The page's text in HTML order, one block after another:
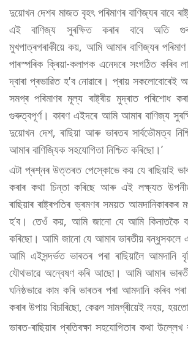
দুয়োখন দেশৰ মাজত বৃহৎ পৰিমাণৰ বাণিজ্যৰ বাবে
এই বাণিজ্য সুৰক্ষিত কৰাৰ বাবে অতি
মুখপাত্ৰগৰাকীয়ে কয়, আমি আমাৰ বাণিজ্যৰ
পাৰস্পৰিক ক্ৰিয়া-কলাপক এনেদৰে সংগঠিত কৰিব
দ্বাৰা প্ৰভাৱিত হ'ব নোৱাৰে। প্ৰায় সকলোবোৰেই
সমগ্ৰ পৰিমাণৰ মূল্য ৰাষ্ট্ৰীয় মুদ্ৰাত পৰিশোধ
গুৰুত্বপূৰ্ণ। কাৰণ এইদৰে আমি আমাৰ বাণিজ্য
দুয়োখন দেশ, ৰাছিয়া আৰু ভাৰতৰ সাৰ্বভৌমত্ব
আমাৰ বাণিজ্যিক সহযোগিতা নিশ্চিত কৰিছো।’
এটা প্ৰশ্নৰ উত্তৰত পেস্কোভে কয় যে ৰাছিয়াই
কৰাৰ কথা চিন্তা কৰিছে আৰু এই লক্ষ্যত উপনীত
ৰাছিয়াৰ ৰাষ্ট্ৰপতিৰ ভ্ৰমণৰ সময়ত আমদানিকাৰকৰ
হ’ব। তেওঁ কয়, আমি জানো যে আমি কিনাতকৈ
কৰিছো। আমি জানো যে আমাৰ ভাৰতীয় বন্ধুসকলে
আমি এইসন্দৰ্ভত ভাৰতৰ পৰা ৰাছিয়ালৈ আমদানি
যৌথভাৱে অন্বেষণ কৰি আছো। আমি আমাৰ
ঘনিষ্ঠভাৱে কাম কৰি ভাৰতৰ পৰা আমদানি কৰিব পৰা
কৰাৰ উপায় বিচাৰিছো, কেৱল সামগ্ৰীয়েই নহয়,
ভাৰত-ৰাছিয়াৰ প্ৰতিৰক্ষা সহযোগিতাৰ কথা